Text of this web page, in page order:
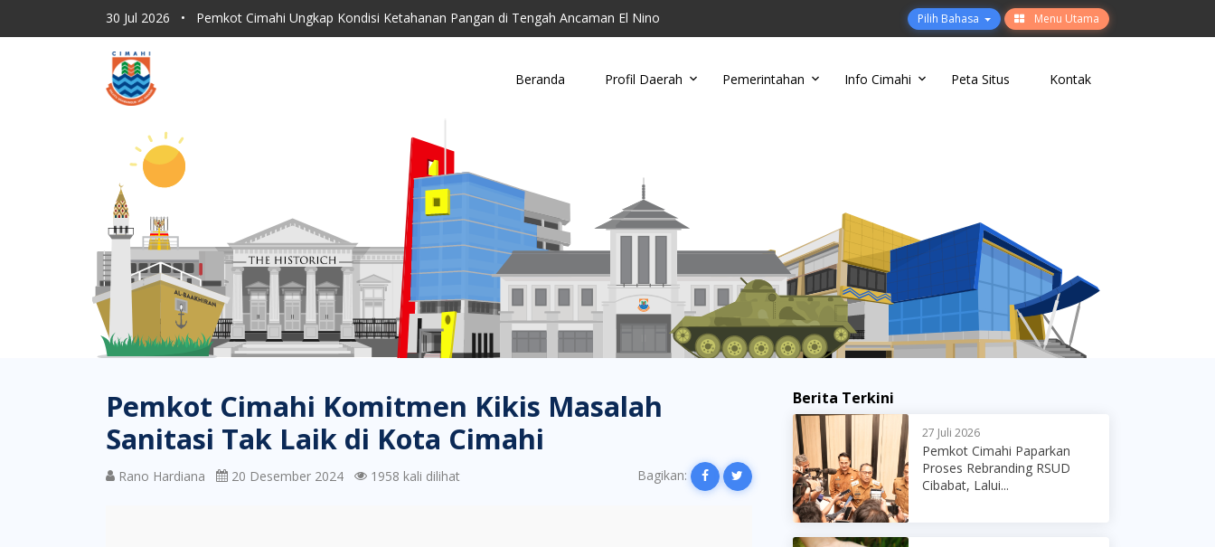
30 Jul 2026 •
Pemkot Cimahi Ungkap Kondisi Ketahanan Pangan di Tengah Ancaman El Nino
30 Jul 2026 • Dishub Kota Cimahi Tingkatkan Monitoring Parkir Liar
30 Jul 2026
30 Jul 2026
Lahan Kering Terbakar Saat Kemarau, Damkar Cimahi Minta Warga Tidak Buang Puntun...
30 Jul 2026
Pilih Bahasa Menu Utama
Beranda Profil Daerah Pemerintahan Info Cimahi Peta Situs Kontak
Pemkot Cimahi Komitmen Kikis Masalah
Sanitasi Tak Laik di Kota Cimahi
Rano Hardiana 20 Desember 2024 1958 kali dilihat Bagikan:
Berita Terkini
27 Juli 2026
Pemkot Cimahi Paparkan
Proses Rebranding RSUD
Cibabat, Lalui...